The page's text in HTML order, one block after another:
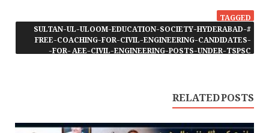
TAGGED
#SULTAN-UL-ULOOM-EDUCATION-SOCIETY-HYDERABAD-
FREE-COACHING-FOR-CIVIL-ENGINEERING-CANDIDATES-
FOR- AEE-CIVIL-ENGINEERING-POSTS-UNDER-TSPSC-
RELATED POSTS